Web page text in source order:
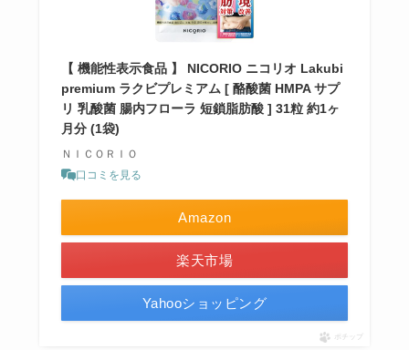
【 機能性表示食品 】 NICORIO ニコリオ Lakubi
premium ラクビプレミアム [ 酪酸菌 HMPA サプ
リ 乳酸菌 腸内フローラ 短鎖脂肪酸 ] 31粒 約1ヶ
月分 (1袋)
ＮＩＣＯＲＩＯ
口コミを見る
Amazon
楽天市場
Yahooショッピング
ポチップ